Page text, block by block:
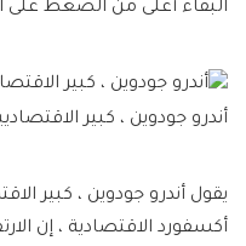
البقاء أعلى من الضغط
أندرو جودوين ، كبير
يقول أندرو جودوين ، كبير
أكسفورد الاقتصادية ، إن